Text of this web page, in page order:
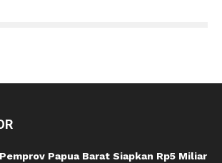
Pemprov Papua Barat Siapkan Rp5 Miliar